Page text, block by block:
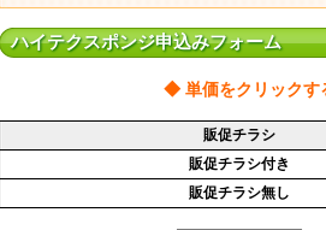
ハイテクスポンジ申込みフォーム
◆ 単価をクリックす
販促チラシ
販促チラシ付き
販促チラシ無し